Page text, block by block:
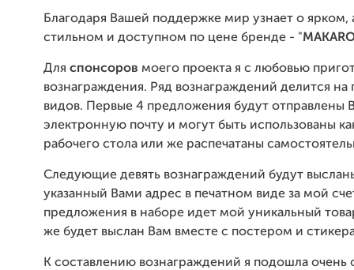
Благодаря Вашей поддержке мир узнает о
стильном и доступном по цене бренде - "
Для спонсоров моего проекта я с любовью
вознаграждения. Ряд вознаграждений делится на
видов. Первые 4 предложения будут отправлены
электронную почту и могут быть использованы
рабочего стола или же распечатаны
Следующие девять вознаграждений будут
указанный Вами адрес в печатном виде за мой
предложения в наборе идет мой уникальный
же будет выслан Вам вместе с постером и
К составлению вознаграждений я подошла очень